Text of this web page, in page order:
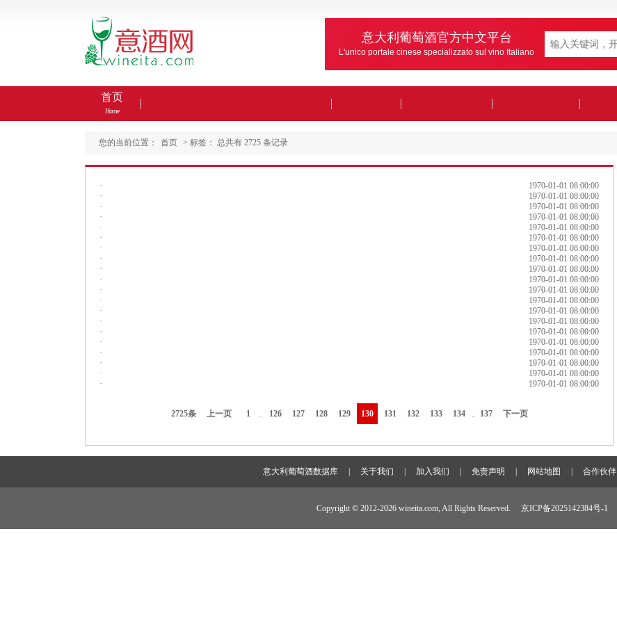
意大利葡萄酒官方中文平台
L'unico portale cinese specializzato sul vino Italiano
首页
Home
您的当前位置： 首页 > 标签： 总共有 2725 条记录
1970-01-01 08:00:00
·
1970-01-01 08:00:00
·
1970-01-01 08:00:00
·
1970-01-01 08:00:00
·
1970-01-01 08:00:00
·
1970-01-01 08:00:00
·
1970-01-01 08:00:00
·
1970-01-01 08:00:00
·
1970-01-01 08:00:00
·
1970-01-01 08:00:00
·
1970-01-01 08:00:00
·
1970-01-01 08:00:00
·
1970-01-01 08:00:00
·
1970-01-01 08:00:00
·
1970-01-01 08:00:00
·
1970-01-01 08:00:00
·
1970-01-01 08:00:00
·
1970-01-01 08:00:00
·
1970-01-01 08:00:00
·
1970-01-01 08:00:00
·
2725条 上一页 1 .. 126 127 128 129 130 131 132 133 134 .. 137 下一页
意大利葡萄酒数据库 关于我们 加入我们 免责声明 网站地图 合作伙伴
Copyright © 2012-2026 wineita.com, All Rights Reserved. 京ICP备2025142384号-1